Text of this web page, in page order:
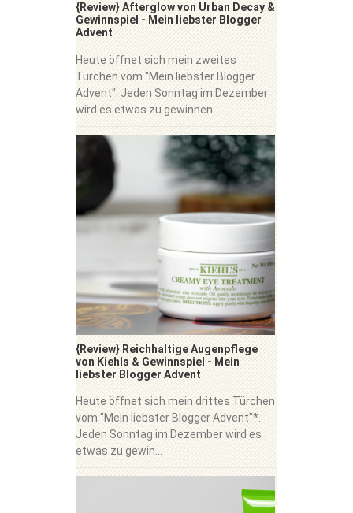
{Review} Afterglow von Urban Decay &
Gewinnspiel - Mein liebster Blogger
Advent
Heute öffnet sich mein zweites
Türchen vom "Mein liebster Blogger
Advent". Jeden Sonntag im Dezember
wird es etwas zu gewinnen...
{Review} Reichhaltige Augenpflege
von Kiehls & Gewinnspiel - Mein
liebster Blogger Advent
Heute öffnet sich mein drittes Türchen
vom "Mein liebster Blogger Advent"*.
Jeden Sonntag im Dezember wird es
etwas zu gewin...